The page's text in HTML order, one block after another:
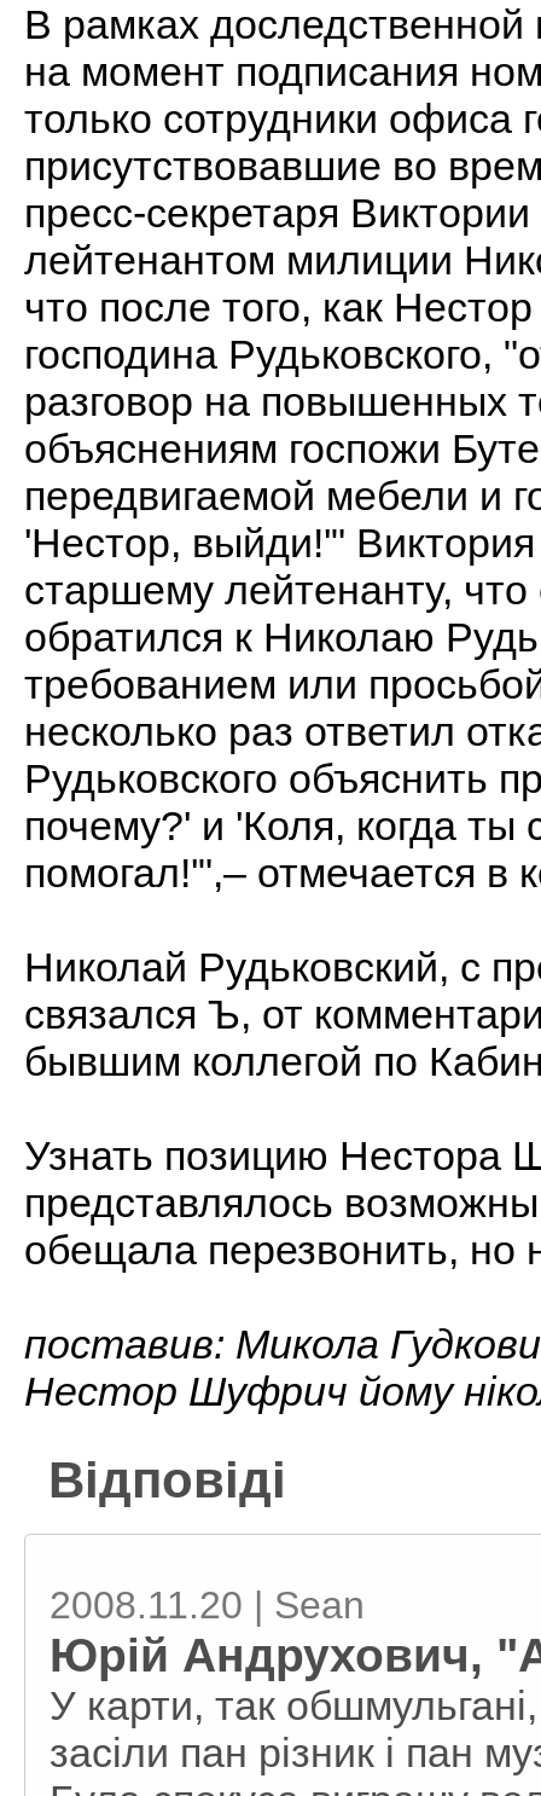
В рамках
на момент подписания
только сотрудники офиса
присутствовавшие во
пресс-секретаря
лейтенантом милиции
что после того, как
господина Рудьковского,
разговор на повышенных
объяснениям госпожи
передвигаемой мебели и
'Нестор, выйди!'"
старшему лейтенанту,
обратился к Николаю
требованием или
несколько раз ответил
Рудьковского объяснить
почему?' и 'Коля, когда
помогал!'",– отмечается в
Николай Рудьковский, с
связался Ъ, от
бывшим коллегой по
Узнать позицию Нестора
представлялось
обещала перезвонить, но
поставив: Микола
Нестор Шуфрич йому
Відповіді
2008.11.20 | Sean
Юрій Андрухович,
У карти, так
засіли пан різник і пан